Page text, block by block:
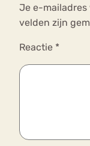
Je e-
velden zijn
Reactie *